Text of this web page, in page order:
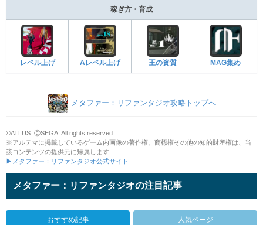
稼ぎ方・育成
レベル上げ Aレベル上げ 王の資質 MAG集め
メタファー：リファンタジオ攻略トップへ
©ATLUS. ⒸSEGA. All rights reserved.
※アルテマに掲載しているゲーム内画像の著作権、商標権その他の知的財産権は、当
該コンテンツの提供元に帰属します
▶メタファー：リファンタジオ公式サイト
メタファー：リファンタジオの注目記事
おすすめ記事 人気ページ